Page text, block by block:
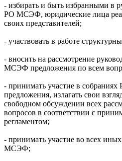
- избирать и быть избранными
РО МСЭФ, юридические лица
своих представителей;
- участвовать в работе
- вносить на рассмотрение
МСЭФ предложения по всем
- принимать участие в
предложения, излагать свои
свободном обсуждении всех
вопросов в соответствии с
регламентом;
- принимать участие во всех
МСЭФ;